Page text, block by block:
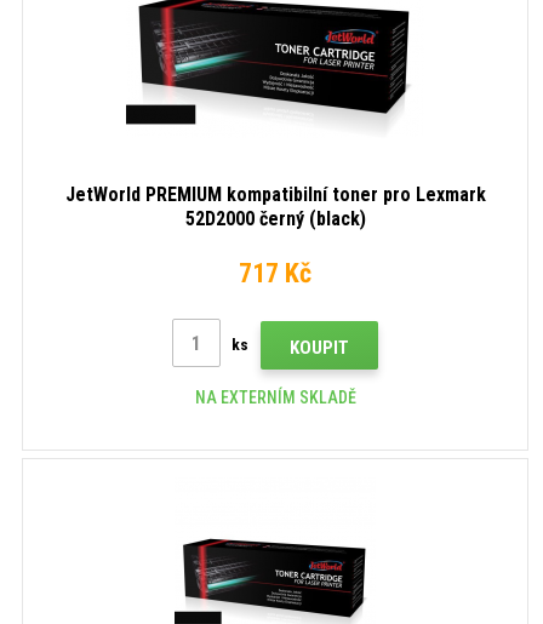
JetWorld PREMIUM kompatibilní toner pro Lexmark
52D2000 černý (black)
717 Kč
ks KOUPIT
NA EXTERNÍM SKLADĚ